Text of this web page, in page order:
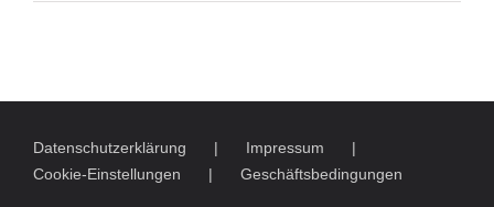
Datenschutzerklärung
Impressum
Cookie-Einstellungen
Geschäftsbedingungen